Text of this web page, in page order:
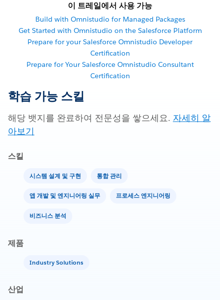
이 트레일에서 사용 가능
Build with Omnistudio for Managed Packages
Get Started with Omnistudio on the Salesforce Platform
Prepare for your Salesforce Omnistudio Developer
Certification
Prepare for Your Salesforce Omnistudio Consultant
Certification
학습 가능 스킬
해당 뱃지를 완료하여 전문성을 쌓으세요. 자세히 알
아보기
스킬
시스템 설계 및 구현 통합 관리
앱 개발 및 엔지니어링 실무 프로세스 엔지니어링
비즈니스 분석
제품
Industry Solutions
산업